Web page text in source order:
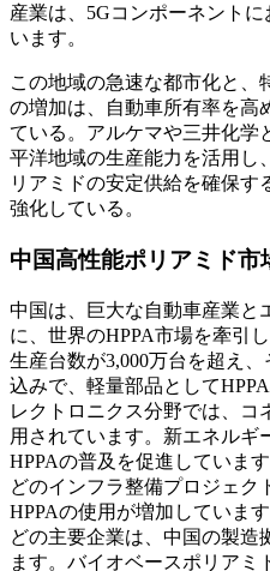
産業は、5Gコンポーネント
います。
この地域の急速な都市化と、
の増加は、自動車所有率を高
ている。アルケマや三井化学
平洋地域の生産能力を活用し
リアミドの安定供給を確保す
強化している。
中国高性能ポリアミド市
中国は、巨大な自動車産業と
に、世界のHPPA市場を牽引
生産台数が3,000万台を超え
込みで、軽量部品として
レクトロニクス分野では、コ
用されています。新エネルギ
HPPAの普及を促進していま
どのインフラ整備プロジェク
HPPAの使用が増加していま
どの主要企業は、中国の製造
ます。バイオベースポリア